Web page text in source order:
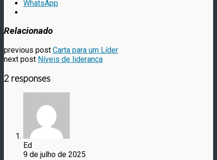
WhatsApp
Relacionado
previous post Carta para um Líder
next post Níveis de liderança
2 responses
Ed
9 de julho de 2025